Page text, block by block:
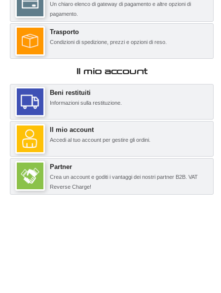
Un chiaro elenco di gateway di pagamento e altre opzioni di
pagamento.
Trasporto
Condizioni di spedizione, prezzi e opzioni di reso.
Il mio account
Beni restituiti
Informazioni sulla restituzione.
Il mio account
Accedi al tuo account per gestire gli ordini.
Partner
Crea un account e goditi i vantaggi dei nostri partner B2B. VAT
Reverse Charge!